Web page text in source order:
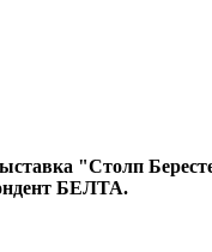
"Столп
БЕЛТА.